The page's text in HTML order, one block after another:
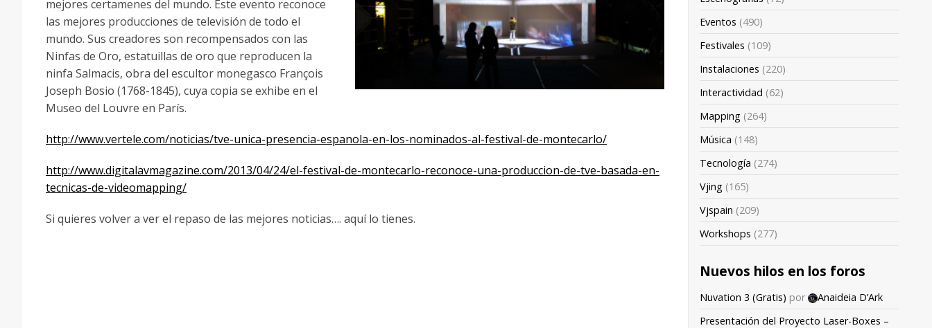
mejores certamenes del mundo. Este evento reconoce
las mejores producciones de televisión de todo el
mundo. Sus creadores son recompensados con las
Ninfas de Oro, estatuillas de oro que reproducen la
ninfa Salmacis, obra del escultor monegasco François
Joseph Bosio (1768-1845), cuya copia se exhibe en el
Museo del Louvre en París.
http://www.vertele.com/noticias/tve-unica-presencia-espanola-en-los-nominados-al-festival-de-montecarlo/
http://www.digitalavmagazine.com/2013/04/24/el-festival-de-montecarlo-reconoce-una-produccion-de-tve-basada-en-
tecnicas-de-videomapping/
Si quieres volver a ver el repaso de las mejores noticias…. aquí lo tienes.
Eventos (490)
Festivales (109)
Instalaciones (220)
Interactividad (62)
Mapping (264)
Música (148)
Tecnología (274)
Vjing (165)
Vjspain (209)
Workshops (277)
Nuevos hilos en los foros
Nuvation 3 (Gratis) por
Anaideia D’Ark
Presentación del Proyecto Laser-Boxes –